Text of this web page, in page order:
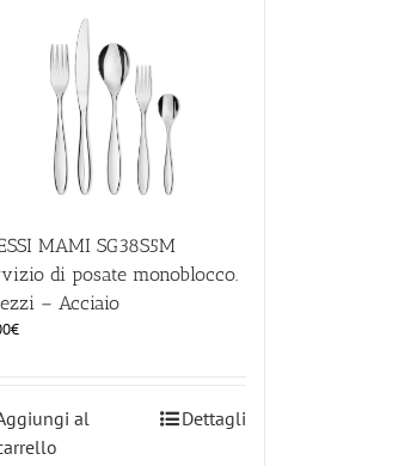
MAMI SG38S5M
di posate monoblocco.
– Acciaio
€
al
Dettagli